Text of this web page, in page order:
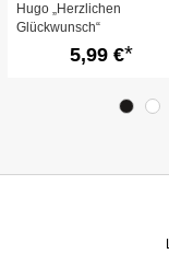
Hugo „Herzlichen
Glückwunsch“
5,99 €